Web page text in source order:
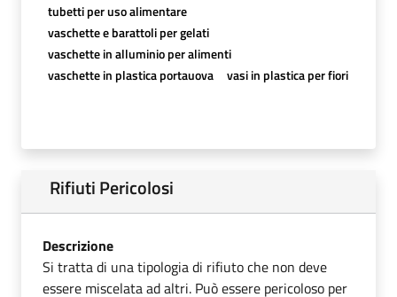
tubetti per uso alimentare
vaschette e barattoli per gelati
vaschette in alluminio per alimenti
vaschette in plastica portauova
vasi in plastica per fiori
Rifiuti Pericolosi
Descrizione
Si tratta di una tipologia di rifiuto che non deve
essere miscelata ad altri. Può essere pericoloso per